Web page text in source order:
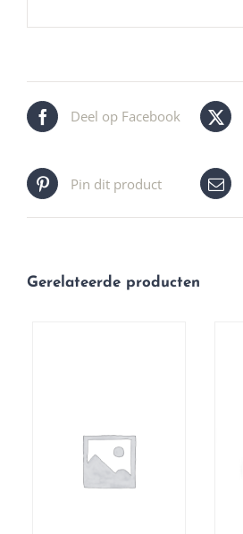
Deel op Facebook
Pin dit product
Gerelateerde producten